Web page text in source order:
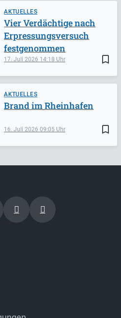
AKTUELLES
bookmark_border
17. Juli 2026 14:18
Vier Verdächtige nach
Erpressungsversuch
festgenommen
AKTUELLES
bookmark_border
16. Juli 202609:05
Brand im Rheinhafen